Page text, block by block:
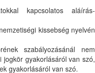
kapcsolatos aláírás-
kissebség nyelvén
szabályozásánál nem
gyakorlásáról van szó,
gyakorlásáról van szó.